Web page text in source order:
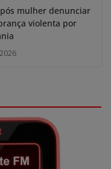
mulher denunciar
violenta por